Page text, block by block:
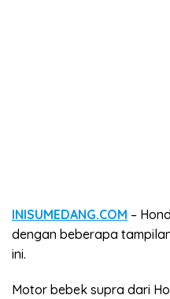
INISUMEDANG.COM –
dengan beberapa
ini.
Motor bebek supra dari